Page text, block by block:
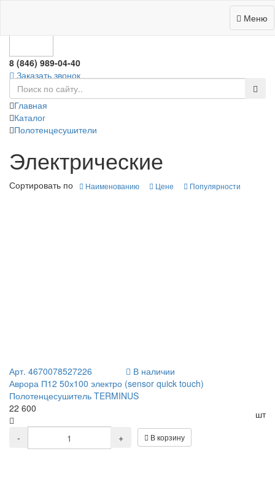
Меню
8 (846) 989-04-40
Заказать звонок
Главная
Каталог
Полотенцесушители
Электрические
Сортировать по Наименованию Цене Популярности
Арт. 4670078527226
В наличии
Аврора П12 50х100 электро (sensor quick touch)
Полотенцесушитель TERMINUS
22 600
шт
-
+ В корзину